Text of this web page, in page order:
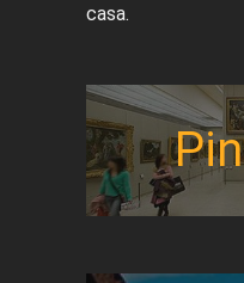
casa.